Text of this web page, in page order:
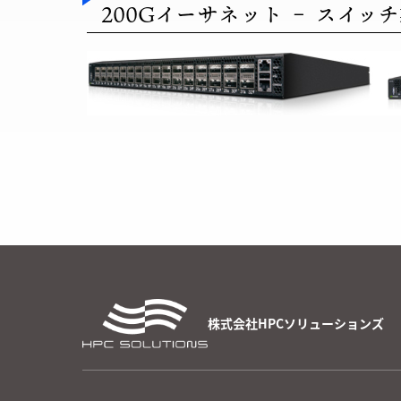
200Gイーサネット – スイッ
株式会社HPCソリューションズ